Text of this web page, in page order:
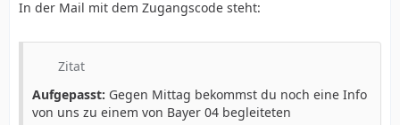
In der Mail mit dem Zugangscode steht:
Zitat
Aufgepasst: Gegen Mittag bekommst du noch eine Info
von uns zu einem von Bayer 04 begleiteten